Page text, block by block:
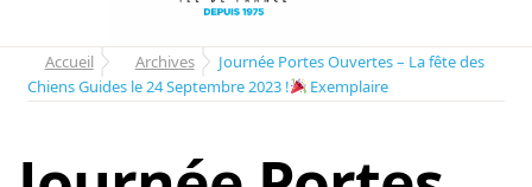
Accueil Archives
Journée Portes Ouvertes – La fête des
Chiens Guides le 24 Septembre 2023 !
Exemplaire